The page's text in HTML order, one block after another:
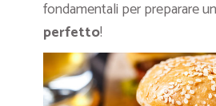
fondamentali per preparare un
perfetto!